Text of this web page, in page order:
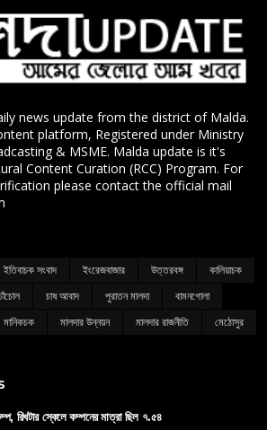
news update from the district of Malda.
platform, Registered under Ministry
& MSME. Malda update is it's
Content Curation (RCC) Program. For
please contact the official mail
ইতিবাচক সংবাদ ইংরেজবাজার উত্তরবঙ্গ
কালিয়াচক
চাষ আবাদ পুরাতন মালদা
বামনগোলা
মানিকচক মালদার উন্নয়ন মালদার রাজনীতি
মেঠোসুর
রিখটার স্কেলে কম্পনের মাত্রা ছিল ৭.৫৪